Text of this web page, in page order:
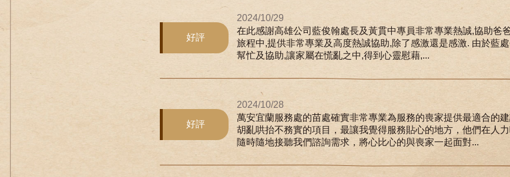
好評
2024/10/29
在此感謝高雄公司藍俊翰處長及黃貫中專員非常專業熱誠,協助爸
旅程中,提供非常專業及高度熱誠協助,除了感激還是感激. 由於藍
幫忙及協助,讓家屬在慌亂之中,得到心靈慰藉,...
好評
2024/10/28
萬安宜蘭服務處的苗處確實非常專業為服務的喪家提供最適合的
胡亂哄抬不務實的項目，最讓我覺得服務貼心的地方，他們在人
隨時隨地接聽我們諮詢需求，將心比心的與喪家一起面對...